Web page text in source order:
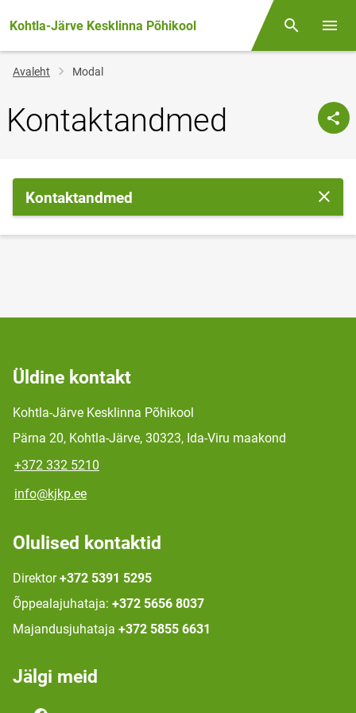
Kohtla-Järve Kesklinna Põhikool Otsing
Jälglink
Avaleht Modal
Kontaktandmed
Kontaktandmed Sulge
Üldine kontakt
Kohtla-Järve Kesklinna Põhikool
Pärna 20, Kohtla-Järve, 30323, Ida-Viru maakond
+372 332 5210
info@kjkp.ee
Olulised kontaktid
Direktor +372 5391 5295
Õppealajuhataja: +372 5656 8037
Majandusjuhataja +372 5855 6631
Jälgi meid